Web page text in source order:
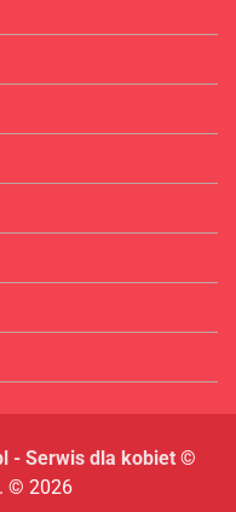
- Serwis dla kobiet ©
© 2026